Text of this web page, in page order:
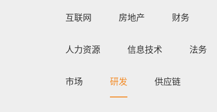
互联网 房地产 财务
人力资源 信息技术 法务
市场 研发 供应链